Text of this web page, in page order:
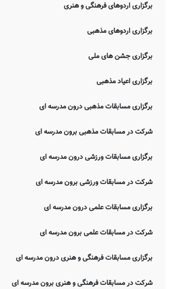
برگزاری اردوهای فرهنگی و هنری
برگزاری اردوهای مذهبی
برگزاری جشن های ملی
برگزاری اعیاد مذهبی
برگزاری مسابقات مذهبی درون مدرسه ای
شرکت در مسابقات مذهبی برون مدرسه ای
برگزاری مسابقات ورزشی درون مدرسه ای
شرکت در مسابقات ورزشی برون مدرسه ای
برگزاری مسابقات علمی درون مدرسه ای
شرکت در مسابقات علمی برون مدرسه ای
برگزاری مسابقات فرهنگی و هنری درون مدرسه ای
شرکت در مسابقات فرهنگی و هنری برون مدرسه ای